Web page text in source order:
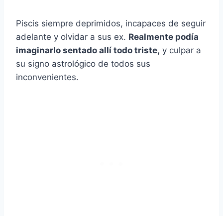
Piscis siempre deprimidos, incapaces de seguir
adelante y olvidar a sus ex. Realmente podía
imaginarlo sentado allí todo triste, y culpar a
su signo astrológico de todos sus
inconvenientes.